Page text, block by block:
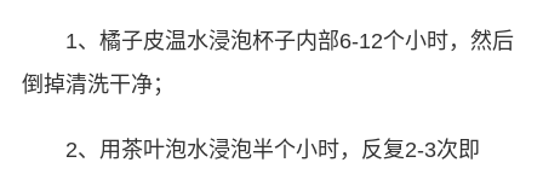
1、橘子皮温水浸泡杯子内部6-12个小时，然后
倒掉清洗干净；
2、用茶叶泡水浸泡半个小时，反复2-3次即